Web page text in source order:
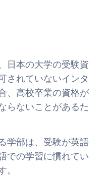
日本の大学の受験資
されていないインタ
、高校卒業の資格が
らないことがあるた
学部は、受験が英語
での学習に慣れてい
。